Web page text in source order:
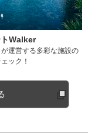
Walker
運営する多彩な施設の
ック！